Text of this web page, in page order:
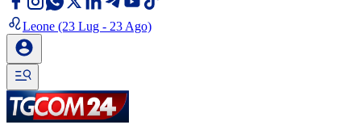
Leone (23 Lug - 23 Ago)